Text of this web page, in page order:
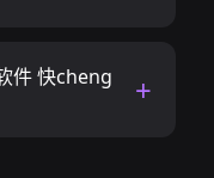
件 快cheng